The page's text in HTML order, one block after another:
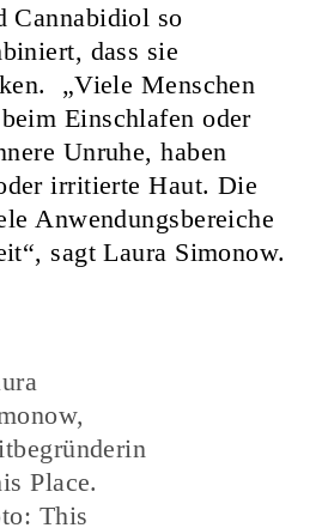
Cannabidiol so
dass sie
„Viele Menschen
Einschlafen oder
Unruhe, haben
irritierte Haut. Die
Anwendungsbereiche
sagt Laura Simonow.
Place.
This